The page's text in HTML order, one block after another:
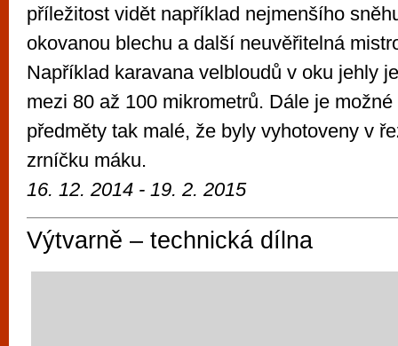
příležitost vidět například nejmenšího
okovanou blechu a další neuvěřitelná
Například karavana velbloudů v oku jehly
mezi 80 až 100 mikrometrů. Dále je
předměty tak malé, že byly vyhotoveny v
zrníčku máku.
16. 12. 2014 - 19. 2. 2015
Výtvarně – technická dílna